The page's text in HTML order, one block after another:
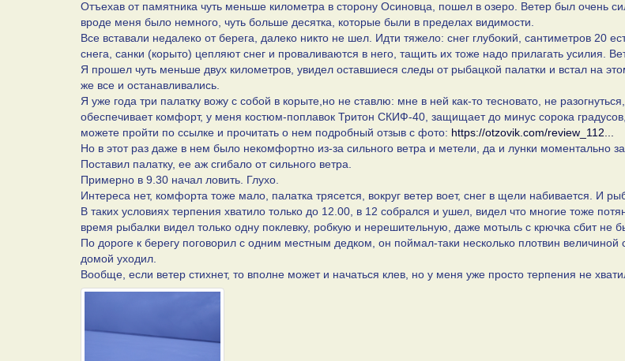
Отъехав от памятника чуть меньше километра в сторону Осиновца, пошел в озеро. Ветер был очень
вроде меня было немного, чуть больше десятка, которые были в пределах видимости.
Все вставали недалеко от берега, далеко никто не шел. Идти тяжело: снег глубокий, сантиметров 20
снега, санки (корыто) цепляют снег и проваливаются в него, тащить их тоже надо прилагать усилия.
Я прошел чуть меньше двух километров, увидел оставшиеся следы от рыбацкой палатки и встал на
же все и останавливались.
Я уже года три палатку вожу с собой в корыте,но не ставлю: мне в ней как-то тесновато, не
обеспечивает комфорт, у меня костюм-поплавок Тритон СКИФ-40, защищает до минус сорока
можете пройти по ссылке и прочитать о нем подробный отзыв с фото: https://otzovik.com/review_112...
Но в этот раз даже в нем было некомфортно из-за сильного ветра и метели, да и лунки моментально
Поставил палатку, ее аж сгибало от сильного ветра.
Примерно в 9.30 начал ловить. Глухо.
Интереса нет, комфорта тоже мало, палатка трясется, вокруг ветер воет, снег в щели набивается. И
В таких условиях терпения хватило только до 12.00, в 12 собрался и ушел, видел что многие тоже
время рыбалки видел только одну поклевку, робкую и нерешительную, даже мотыль с крючка сбит не
По дороге к берегу поговорил с одним местным дедком, он поймал-таки несколько плотвин величиной
домой уходил.
Вообще, если ветер стихнет, то вполне может и начаться клев, но у меня уже просто терпения не